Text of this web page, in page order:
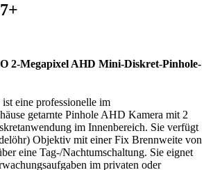
2-Megapixel AHD Mini-Diskret-Pinhole-
eine professionelle im
getarnte Pinhole AHD Kamera mit 2
im Innenbereich. Sie verfügt
Objektiv mit einer Fix Brennweite von
eine Tag-/Nachtumschaltung. Sie eignet
im privaten oder